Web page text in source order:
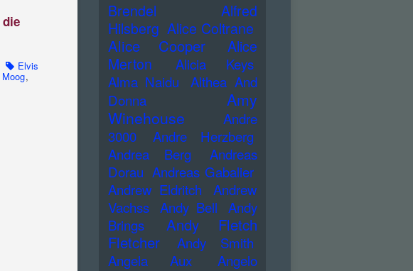
die
Elvis
Moog,
Brendel
Alfred
Hilsberg Alice Coltrane
Alice Cooper
Alice
Merton
Alicia Keys
Alma Naidu
Althea And
Donna
Amy
Winehouse
Andre
3000
Andre Herzberg
Andrea Berg
Andreas
Dorau Andreas Gabalier
Andrew Eldritch
Andrew
Vachss Andy Bell
Andy
Brings
Andy Fletch
Fletcher
Andy Smith
Angela Aux
Angelo